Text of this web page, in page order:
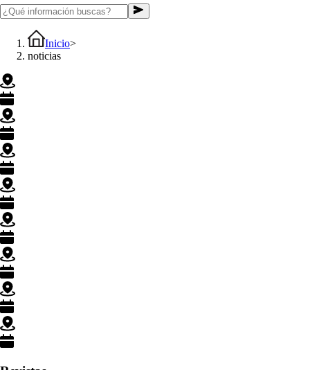
Inicio>
noticias